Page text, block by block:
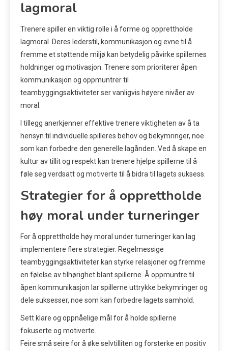
lagmoral
Trenere spiller en viktig rolle i å forme og opprettholde
lagmoral. Deres lederstil, kommunikasjon og evne til å
fremme et støttende miljø kan betydelig påvirke spillernes
holdninger og motivasjon. Trenere som prioriterer åpen
kommunikasjon og oppmuntrer til
teambyggingsaktiviteter ser vanligvis høyere nivåer av
moral.
I tillegg anerkjenner effektive trenere viktigheten av å ta
hensyn til individuelle spilleres behov og bekymringer, noe
som kan forbedre den generelle lagånden. Ved å skape en
kultur av tillit og respekt kan trenere hjelpe spillerne til å
føle seg verdsatt og motiverte til å bidra til lagets suksess.
Strategier for å opprettholde
høy moral under turneringer
For å opprettholde høy moral under turneringer kan lag
implementere flere strategier. Regelmessige
teambyggingsaktiviteter kan styrke relasjoner og fremme
en følelse av tilhørighet blant spillerne. Å oppmuntre til
åpen kommunikasjon lar spillerne uttrykke bekymringer og
dele suksesser, noe som kan forbedre lagets samhold.
Sett klare og oppnåelige mål for å holde spillerne
fokuserte og motiverte.
Feire små seire for å øke selvtilliten og forsterke en positiv